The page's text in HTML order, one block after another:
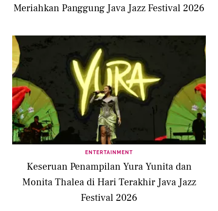
Meriahkan Panggung Java Jazz Festival 2026
ENTERTAINMENT
Keseruan Penampilan Yura Yunita dan
Monita Thalea di Hari Terakhir Java Jazz
Festival 2026